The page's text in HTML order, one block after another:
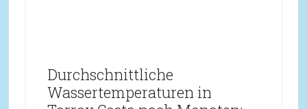
Durchschnittliche
Wassertemperaturen in